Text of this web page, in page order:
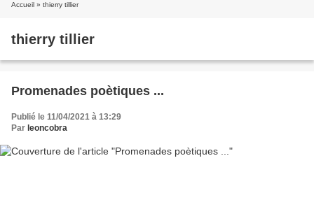
Accueil » thierry tillier
thierry tillier
Promenades poètiques ...
Publié le 11/04/2021 à 13:29
Par leoncobra